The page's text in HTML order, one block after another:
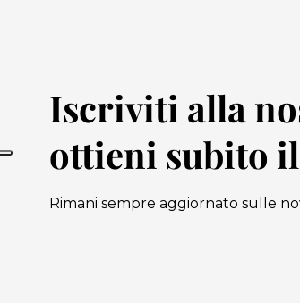
Iscriviti alla
ottieni subito il
Rimani sempre aggiornato sulle